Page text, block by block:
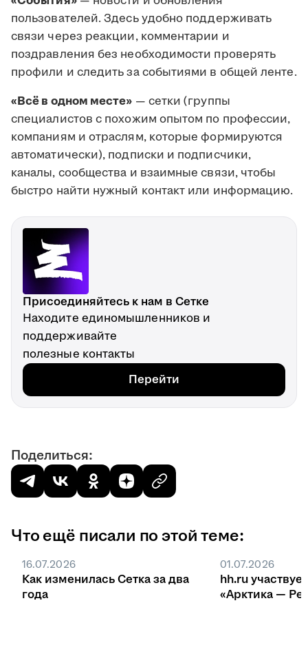
пользователей. Здесь удобно поддерживать
связи через реакции, комментарии и
поздравления без необходимости проверять
профили и следить за событиями в общей ленте.
«Всё в одном месте» — сетки (группы
специалистов с похожим опытом по профессии,
компаниям и отраслям, которые формируются
автоматически), подписки и подписчики,
каналы, сообщества и взаимные связи, чтобы
быстро найти нужный контакт или информацию.
Присоединяйтесь к нам в Сетке
Находите единомышленников и
поддерживайте
полезные контакты
Перейти
Поделиться:
Что ещё писали по этой теме:
16.07.2026
Как изменилась Сетка за два
года
01.07.2026
hh.ru
«Арктика —